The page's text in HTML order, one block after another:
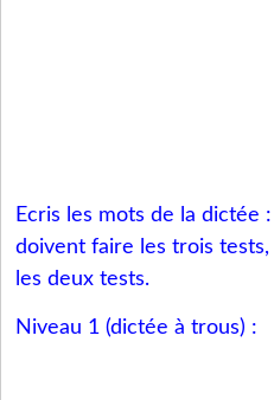
Ecris les mots de la dictée
doivent faire les trois
les deux tests.
Niveau 1 (dictée à trous) :